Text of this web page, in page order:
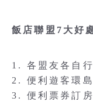
飯店聯盟7大好
1. 各盟友各自
2. 便利遊客環
3. 便利票券訂